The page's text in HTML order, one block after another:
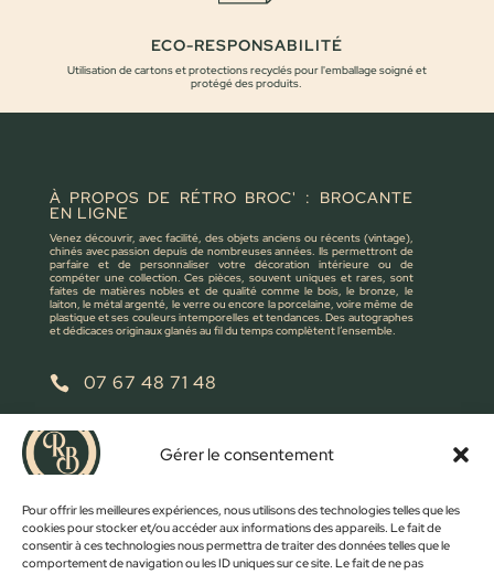
Gérer le consentement
Pour offrir les meilleures expériences, nous utilisons des technologies telles que les
cookies pour stocker et/ou accéder aux informations des appareils. Le fait de
consentir à ces technologies nous permettra de traiter des données telles que le
comportement de navigation ou les ID uniques sur ce site. Le fait de ne pas
ECO-RESPONSABILITÉ
Utilisation de cartons et protections recyclés pour l'emballage soigné et
protégé des produits.
À PROPOS DE RÉTRO BROC' : BROCANTE
EN LIGNE
Venez découvrir, avec facilité, des objets anciens ou récents (vintage),
chinés avec passion depuis de nombreuses années. Ils permettront de
parfaire et de personnaliser votre décoration intérieure ou de
compéter une collection. Ces pièces, souvent uniques et rares, sont
faites de matières nobles et de qualité comme le bois, le bronze, le
laiton, le métal argenté, le verre ou encore la porcelaine, voire même de
plastique et ses couleurs intemporelles et tendances. Des autographes
et dédicaces originaux glanés au fil du temps complètent l’ensemble.
 07 67 48 71 48
 retrobroc85@gmail.com